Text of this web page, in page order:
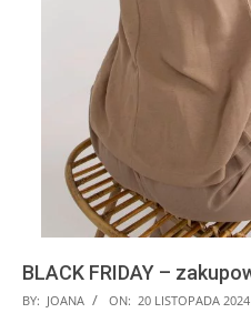
BLACK FRIDAY –
2024-
BY: JOANA ON: 20 LISTOPADA 2024